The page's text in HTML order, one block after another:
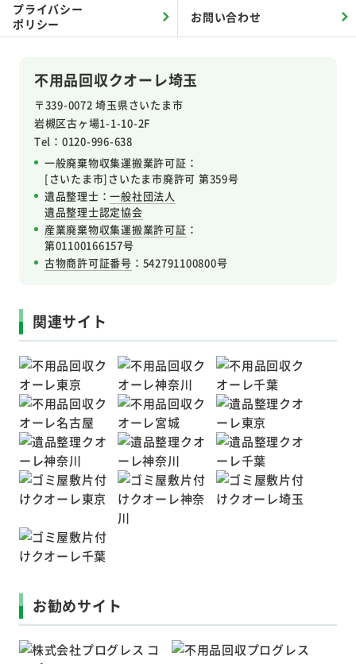
不用品回収クオーレ埼玉
〒339-0072 埼玉県さいたま市
岩槻区古ヶ場1-1-10-2F
Tel：0120-996-638
一般廃棄物収集運搬業許可証：
[さいたま市]さいたま市廃許可 第359号
遺品整理士：一般社団法人
遺品整理士認定協会
産業廃棄物収集運搬業許可証 ：
第01100166157号
古物商許可証番号 ：542791100800号
プライバシー
ポリシー
お問い合わせ
関連サイト
お勧めサイト